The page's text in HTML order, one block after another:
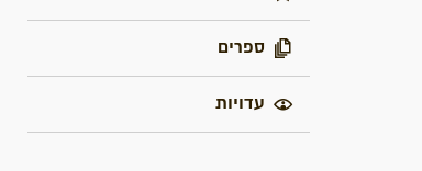
ספרים
עדויות